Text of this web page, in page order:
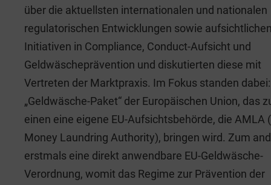
über die aktuellsten internationalen und nationalen
regulatorischen Entwicklungen sowie
Initiativen in Compliance, Conduct-Aufsicht und
Geldwäscheprävention und diskutierten diese mit
Vertreten der Marktpraxis. Im Fokus standen
„Geldwäsche-Paket“ der Europäischen Union, das
einen eine eigene EU-Aufsichtsbehörde, die AMLA
Money Laundring Authority), bringen wird. Zum
erstmals eine direkt anwendbare EU-Geldwäsche-
Verordnung, womit das Regime zur Prävention der